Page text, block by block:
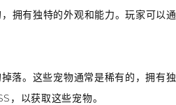
拥有独特的外观和能力。玩家可以通
落。这些宠物通常是稀有的，拥有独
，以获取这些宠物。